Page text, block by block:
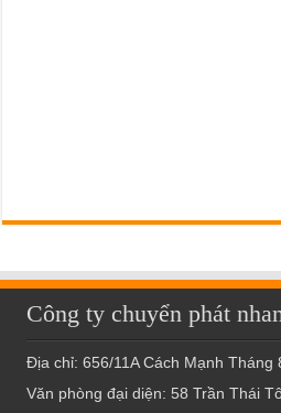
Công ty chuyển phát
Địa chỉ: 656/11A Cách Mạnh Tháng
Văn phòng đại diện: 58 Trần Thái